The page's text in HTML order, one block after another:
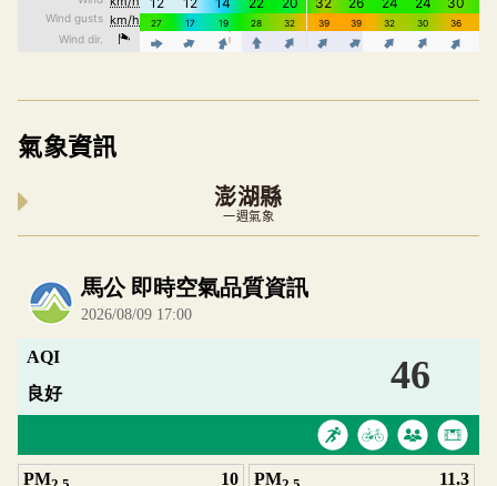
氣象資訊
澎湖縣
一週氣象
內嵌空氣品質小工具為視覺預覽，完整即時空